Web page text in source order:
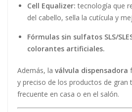
Cell Equalizer: tecnología que
del cabello, sella la cutícula y
Fórmulas sin sulfatos SLS/
colorantes artificiales.
Además, la válvula dispensadora
y preciso de los productos de gran
frecuente en casa o en el salón.